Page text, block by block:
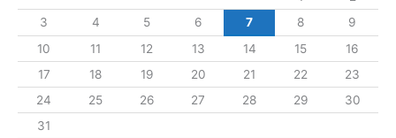
3
4 5 6 7 8
9
10
11 12 13 14 15
16
17
18 19 20 21 22
23
24
25 26 27 28 29
30
31